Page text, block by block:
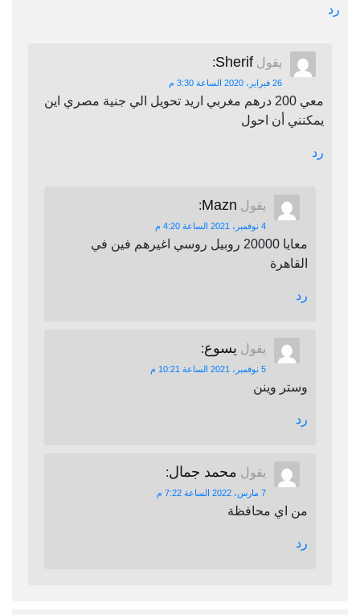
رد
يقول Sherif
:
26 فبراير، 2020 الساعة 3:30 م
معي 200 درهم مغربي اريد تحويل الي جنية مصري اين
يمكنني أن احول
رد
يقول Mazn
:
4 نوفمبر، 2021 الساعة 4:20 م
معايا 20000 روبيل روسي اغيرهم فين في
القاهرة
رد
يقول يسوع:
5 نوفمبر، 2021 الساعة 10:21 م
وستر وينن
رد
يقول محمد جمال:
7 مارس، 2022 الساعة 7:22 م
من اي محافظة
رد